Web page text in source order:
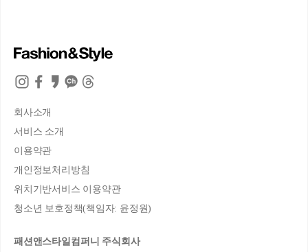
회사소개
서비스 소개
이용약관
개인정보처리방침
위치기반서비스 이용약관
청소년 보호정책(책임자: 윤정원)
패션앤스타일컴퍼니 주식회사